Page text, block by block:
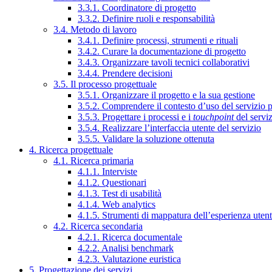
3.3.1. Coordinatore di progetto
3.3.2. Definire ruoli e responsabilità
3.4. Metodo di lavoro
3.4.1. Definire processi, strumenti e rituali
3.4.2. Curare la documentazione di progetto
3.4.3. Organizzare tavoli tecnici collaborativi
3.4.4. Prendere decisioni
3.5. Il processo progettuale
3.5.1. Organizzare il progetto e la sua gestione
3.5.2. Comprendere il contesto d’uso del servizio
3.5.3. Progettare i processi e i touchpointdel
3.5.4. Realizzare l’interfaccia utente del servizio
3.5.5. Validare la soluzione ottenuta
4. Ricerca progettuale
4.1. Ricerca primaria
4.1.1. Interviste
4.1.2. Questionari
4.1.3. Test di usabilità
4.1.4. Web analytics
4.1.5. Strumenti di mappatura dell’esperienza
4.2. Ricerca secondaria
4.2.1. Ricerca documentale
4.2.2. Analisi benchmark
4.2.3. Valutazione euristica
5. Progettazione dei servizi